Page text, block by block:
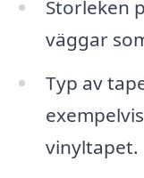
Storleken
väggar
Typ av
vinyltapet.